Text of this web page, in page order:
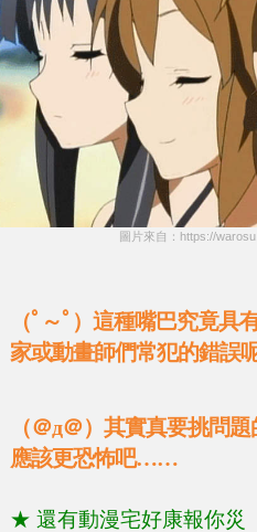
圖片來自：https://
（ﾟ～ﾟ）這種嘴巴究竟具
家或動畫師們常犯的錯誤
（＠д＠）其實真要挑問
應該更恐怖吧……
★ 還有動漫宅好康報你災